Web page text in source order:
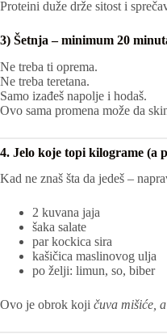
Proteini duže drže sitost i
3) Šetnja – minimum 20
Ne treba ti oprema.
Ne treba teretana.
Samo izađeš napolje i hodaš.
Ovo sama promena može da
4. Jelo koje topi kilograme (a
Kad ne znaš šta da jedeš –
2 kuvana jaja
šaka salate
par kockica sira
kašičica maslinovog ulja
po želji: limun, so, biber
Ovo je obrok koji čuva mišiće,